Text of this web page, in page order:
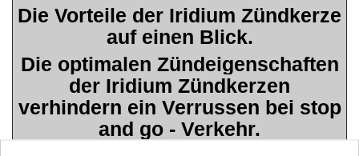
Die Vorteile der Iridium Zündkerze
auf einen Blick.
Die optimalen Zündeigenschaften
der Iridium Zündkerzen
verhindern ein Verrussen bei stop
and go - Verkehr.